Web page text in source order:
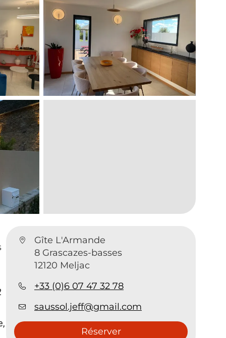
Gîte L'Armande
8 Grascazes-basses
12120 Meljac
+33 (0)6 07 47 32 78
saussol.jeff@gmail.com
Réserver